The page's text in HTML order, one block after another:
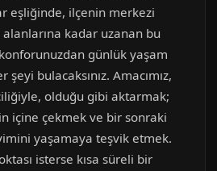
eşliğinde, ilçenin merkezi
alanlarına kadar uzanan bu
günlük yaşam
bulacaksınız. Amacımız,
olduğu gibi aktarmak;
içine çekmek ve bir sonraki
yaşamaya teşvik etmek.
isterse kısa süreli bir